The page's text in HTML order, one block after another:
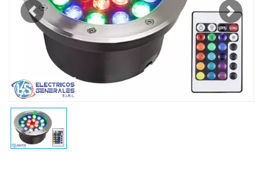
Previous Next